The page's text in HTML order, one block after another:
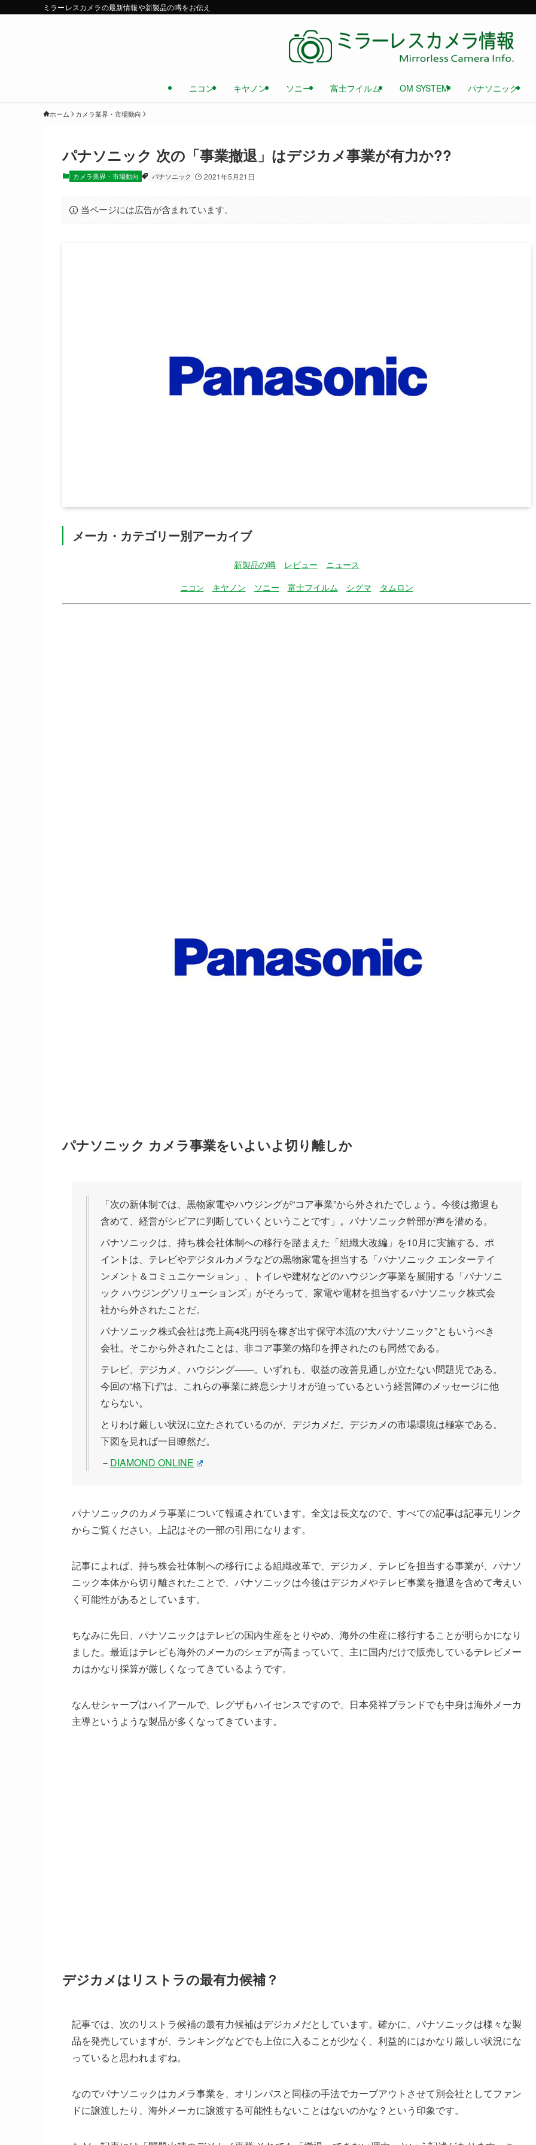
ミラーレスカメラの最新情報や新製品の噂をお伝え
ニコン キヤノン ソニー 富士フイルム OM SYSTEM パナソニック
ホーム カメラ業界・市場動向
パナソニック 次の「事業撤退」はデジカメ事業が有力か??
カメラ業界・市場動向 パナソニック 2021年5月21日
当ページには広告が含まれています。
メーカ・カテゴリー別アーカイブ
新製品の噂 レビュー ニュース
ニコン キヤノン ソニー 富士フイルム シグマ タムロン
パナソニック カメラ事業をいよいよ切り離しか
「次の新体制では、黒物家電やハウジングが“コア事業”から外されたでしょう。今後は撤退も
含めて、経営がシビアに判断していくということです」。パナソニック幹部が声を潜める。
パナソニックは、持ち株会社体制への移行を踏まえた「組織大改編」を10月に実施する。ポ
イントは、テレビやデジタルカメラなどの黒物家電を担当する「パナソニック エンターテイ
ンメント＆コミュニケーション」、トイレや建材などのハウジング事業を展開する「パナソニ
ック ハウジングソリューションズ」がそろって、家電や電材を担当するパナソニック株式会
社から外されたことだ。
パナソニック株式会社は売上高4兆円弱を稼ぎ出す保守本流の“大パナソニック”ともいうべき
会社。そこから外されたことは、非コア事業の烙印を押されたのも同然である。
テレビ、デジカメ、ハウジング――。いずれも、収益の改善見通しが立たない問題児である。
今回の“格下げ”は、これらの事業に終息シナリオが迫っているという経営陣のメッセージに他
ならない。
とりわけ厳しい状況に立たされているのが、デジカメだ。デジカメの市場環境は極寒である。
下図を見れば一目瞭然だ。
－ DIAMOND ONLINE
パナソニックのカメラ事業について報道されています。全文は長文なので、すべての記事は記事元リンク
からご覧ください。上記はその一部の引用になります。
記事によれば、持ち株会社体制への移行による組織改革で、デジカメ、テレビを担当する事業が、パナソ
ニック本体から切り離されたことで、パナソニックは今後はデジカメやテレビ事業を撤退を含めて考えい
く可能性があるとしています。
ちなみに先日、パナソニックはテレビの国内生産をとりやめ、海外の生産に移行することが明らかになり
ました。最近はテレビも海外のメーカのシェアが高まっていて、主に国内だけで販売しているテレビメー
カはかなり採算が厳しくなってきているようです。
なんせシャープはハイアールで、レグザもハイセンスですので、日本発祥ブランドでも中身は海外メーカ
主導というような製品が多くなってきています。
デジカメはリストラの最有力候補？
記事では、次のリストラ候補の最有力候補はデジカメだとしています。確かに、パナソニックは様々な製
品を発売していますが、ランキングなどでも上位に入ることが少なく、利益的にはかなり厳しい状況にな
っていると思われますね。
なのでパナソニックはカメラ事業を、オリンパスと同様の手法でカーブアウトさせて別会社としてファン
ドに譲渡したり、海外メーカに譲渡する可能性もないことはないのかな？という印象です。